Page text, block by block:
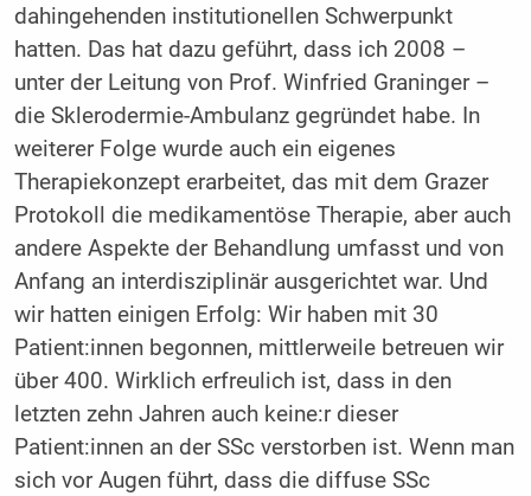
dahingehenden institutionellen Schwerpunkt
hatten. Das hat dazu geführt, dass ich 2008 –
unter der Leitung von Prof. Winfried Graninger –
die Sklerodermie-Ambulanz gegründet habe. In
weiterer Folge wurde auch ein eigenes
Therapiekonzept erarbeitet, das mit dem Grazer
Protokoll die medikamentöse Therapie, aber auch
andere Aspekte der Behandlung umfasst und von
Anfang an interdisziplinär ausgerichtet war. Und
wir hatten einigen Erfolg: Wir haben mit 30
Patient:innen begonnen, mittlerweile betreuen wir
über 400. Wirklich erfreulich ist, dass in den
letzten zehn Jahren auch keine:r dieser
Patient:innen an der SSc verstorben ist. Wenn man
sich vor Augen führt, dass die diffuse SSc